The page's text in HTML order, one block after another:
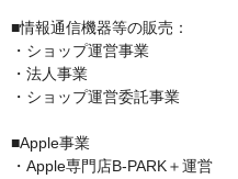
■情報通信機器等の販売：
・ショップ運営事業
・法人事業
・ショップ運営委託事業
■Apple事業
・Apple専門店B-PARK＋運営